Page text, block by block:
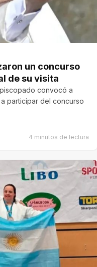
un concurso
de su visita
convocó a
participar del concurso
4 minutos de lectura